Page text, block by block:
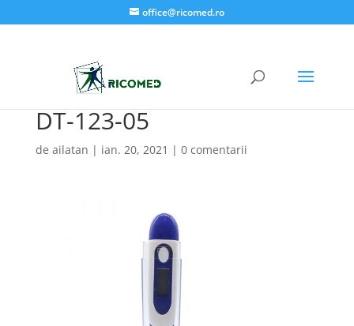
office@ricomed.ro
DT-123-05
de ailatan | ian. 20, 2021 | 0 comentarii